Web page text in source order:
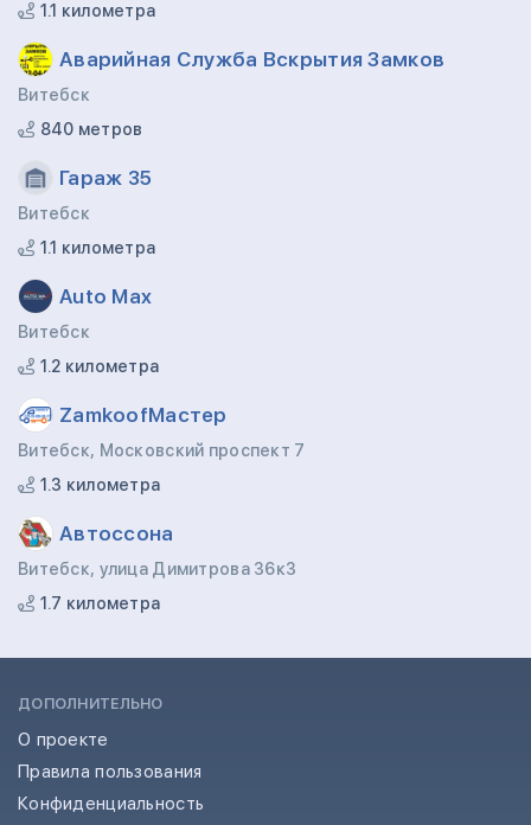
1.1 километра
Аварийная Служба Вскрытия Замков
Витебск
840 метров
Гараж 35
Витебск
1.1 километра
Auto Max
Витебск
1.2 километра
ZamkoofМастер
Витебск, Московский проспект 7
1.3 километра
Автоссона
Витебск, улица Димитрова 36к3
1.7 километра
ДОПОЛНИТЕЛЬНО
О проекте
Правила пользования
Конфиденциальность